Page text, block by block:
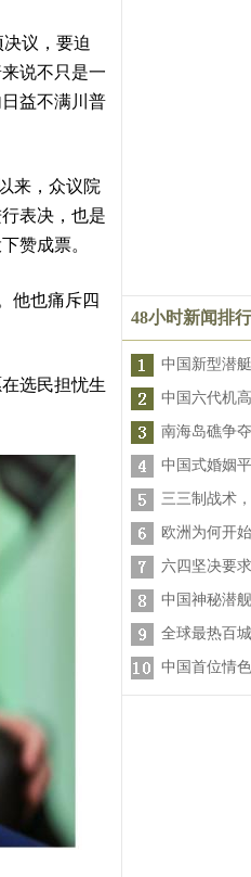
议，要迫
说不只是一
益不满川普
来，众议院
表决，也是
赞成票。
他也痛斥四
选民担忧生
48小时新闻排
中国新型潜
中国六代机
南海岛礁争
中国式婚姻
三三制战术
欧洲为何开
六四坚决要
中国神秘潜
全球最热百
中国首位情